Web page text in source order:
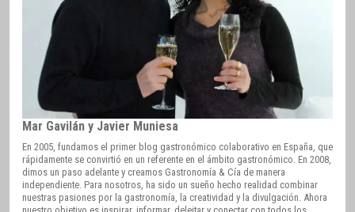
Mar Gavilán y Javier Muniesa
En 2005, fundamos el primer blog gastronómico colaborativo en España, que
rápidamente se convirtió en un referente en el ámbito gastronómico. En 2008,
dimos un paso adelante y creamos Gastronomía & Cía de manera
independiente. Para nosotros, ha sido un sueño hecho realidad combinar
nuestras pasiones por la gastronomía, la creatividad y la divulgación. Ahora